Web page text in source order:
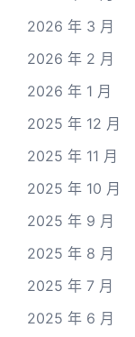
2026 年 3 月
2026 年 2 月
2026 年 1 月
2025 年 12 月
2025 年 11 月
2025 年 10 月
2025 年 9 月
2025 年 8 月
2025 年 7 月
2025 年 6 月